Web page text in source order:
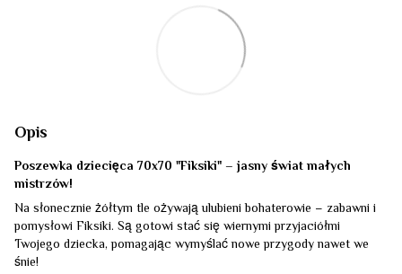
Opis
Poszewka dziecięca 70x70 "Fiksiki" – jasny świat małych
mistrzów!
Na słonecznie żółtym tle ożywają ulubieni bohaterowie – zabawni i
pomysłowi Fiksiki. Są gotowi stać się wiernymi przyjaciółmi
Twojego dziecka, pomagając wymyślać nowe przygody nawet we
śnie!